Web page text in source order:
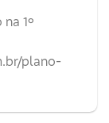
1º
plano-